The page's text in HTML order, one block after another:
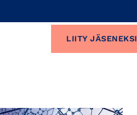
LIITY JÄSENEKSI